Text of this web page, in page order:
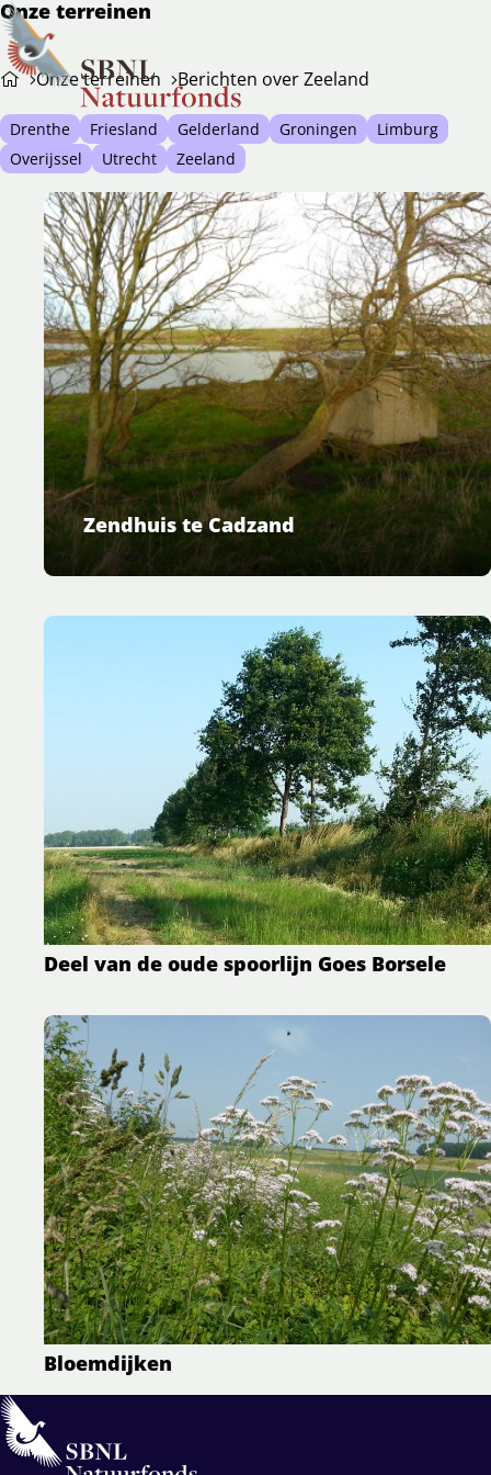
Onze terreinen
Onze terreinen Berichten over Zeeland
Drenthe Friesland Gelderland Groningen
Limburg
Overijssel
Utrecht Zeeland
Zendhuis te Cadzand
Deel van de oude spoorlijn Goes Borsele
Bloemdijken